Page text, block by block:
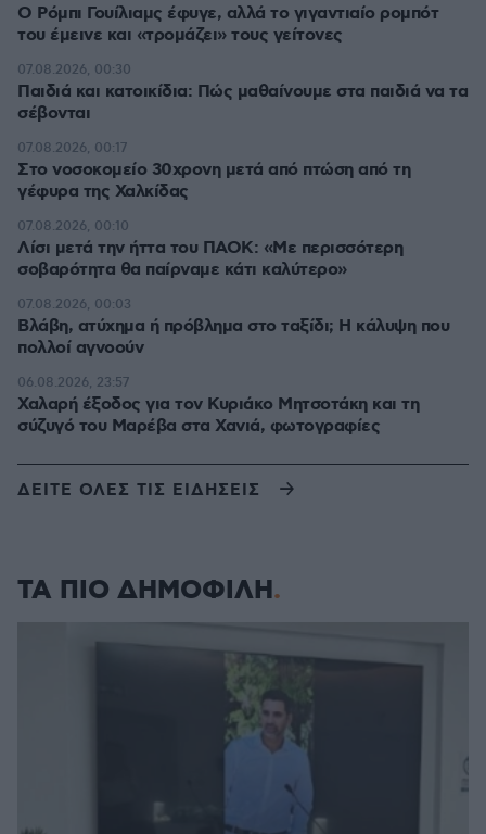
Ο Ρόμπι Γουίλιαμς έφυγε, αλλά το γιγαντιαίο ρομπότ
του έμεινε και «τρομάζει» τους γείτονες
Παιδιά και κατοικίδια: Πώς μαθαίνουμε στα παιδιά να τα
σέβονται
07.08.2026, 00:30
Στο νοσοκομείο 30χρονη μετά από πτώση από τη
γέφυρα της Χαλκίδας
07.08.2026, 00:17
Λίσι μετά την ήττα του ΠΑΟΚ: «Με περισσότερη
σοβαρότητα θα παίρναμε κάτι καλύτερο»
07.08.2026, 00:10
Βλάβη, ατύχημα ή πρόβλημα στο ταξίδι; Η κάλυψη που
πολλοί αγνοούν
07.08.2026, 00:03
Χαλαρή έξοδος για τον Κυριάκο Μητσοτάκη και τη
σύζυγό του Μαρέβα στα Χανιά, φωτογραφίες
06.08.2026, 23:57
ΔΕΙΤΕ ΟΛΕΣ ΤΙΣ ΕΙΔΗΣΕΙΣ
ΤΑ ΠΙΟ ΔΗΜΟΦΙΛΗ